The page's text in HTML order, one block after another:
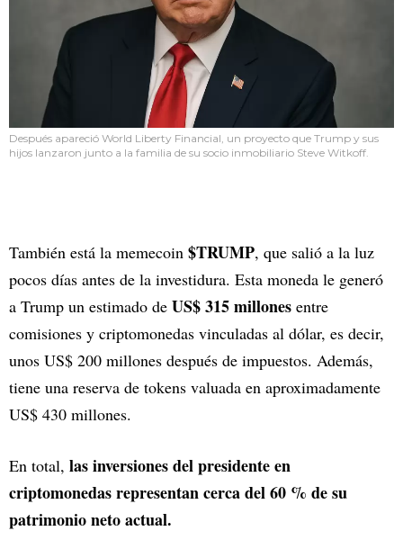
Después apareció World Liberty Financial, un proyecto que Trump y sus
hijos lanzaron junto a la familia de su socio inmobiliario Steve Witkoff.
También está la memecoin $TRUMP, que salió a la luz
pocos días antes de la investidura. Esta moneda le generó
a Trump un estimado de US$ 315 millones entre
comisiones y criptomonedas vinculadas al dólar, es decir,
unos US$ 200 millones después de impuestos. Además,
tiene una reserva de tokens valuada en aproximadamente
US$ 430 millones.
En total, las inversiones del presidente en
criptomonedas representan cerca del 60 % de su
patrimonio neto actual.